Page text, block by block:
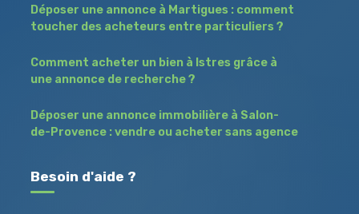
Déposer une annonce à Martigues : comment
toucher des acheteurs entre particuliers ?
Comment acheter un bien à Istres grâce à
une annonce de recherche ?
Déposer une annonce immobilière à Salon-
de-Provence : vendre ou acheter sans agence
Besoin d'aide ?